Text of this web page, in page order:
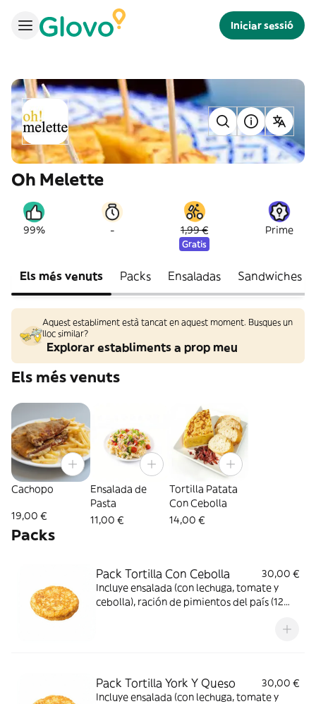
Iniciar sessió
Oh Melette
99% - 1,99 €
Gratis
Prime
Els més venuts Packs Ensaladas Sandwiches
Aquest establiment està tancat en aquest moment. Busques un
lloc similar?
Explorar establiments a prop meu
Els més venuts
Cachopo
19,00 €
Ensalada de
Pasta
11,00 €
Tortilla Patata
Con Cebolla
14,00 €
Packs
Pack Tortilla Con Cebolla
30,00 €
Incluye ensalada (con lechuga, tomate y
cebolla), ración de pimientos del país (12
Pack Tortilla York Y Queso
30,00 €
Incluye ensalada (con lechuga, tomate y